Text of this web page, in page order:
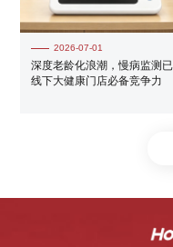
2026-07-01
深度老龄化浪潮，慢病监测
线下大健康门店必备竞争力